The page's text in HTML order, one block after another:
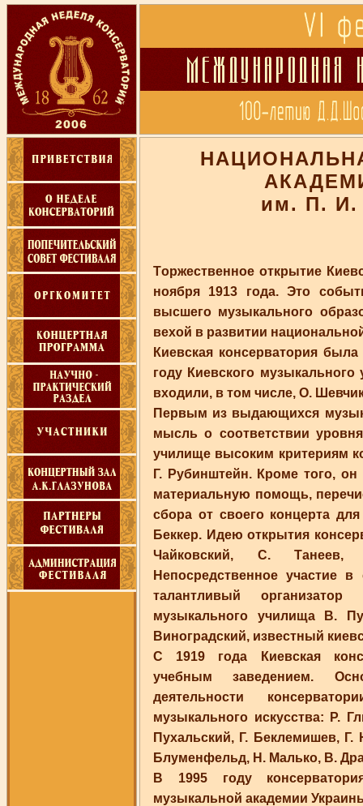
им. П. И.
Tоржественное открытие
ноября 1913 года. Это
высшего музыкального
вехой в развитии
Киевская консерватория
году Киевского
входили, в том числе, О.
Первым из выдающихся
мысль о соответствии
училище высоким критериям
Г. Рубинштейн. Кроме того,
материальную помощь,
сбора от своего концерта
Беккер. Идею открытия
Чайковский, С.
Непосредственное участие
талантливый
музыкального училища В.
Виноградский, известный
С 1919 года Киевская
учебным заведением.
деятельности
музыкального искусства: Р.
Пухальский, Г. Беклемишев,
Блуменфельд, Н. Малько, В.
В 1995 году
музыкальной академии